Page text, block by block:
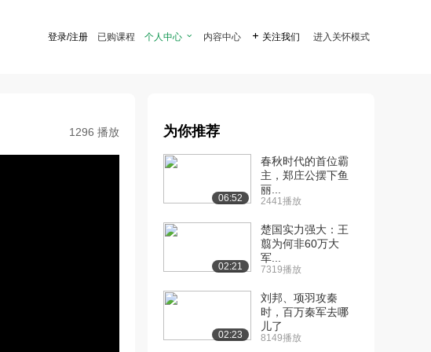
登录/注册 已购课程 个人中心  内容中心  关注我们 进入关怀模式
1296 播放 为你推荐
06:52
春秋时代的首位霸
主，郑庄公摆下鱼
丽...
2441播放
02:21
楚国实力强大：王
翦为何非60万大
军...
7319播放
02:23
刘邦、项羽攻秦
时，百万秦军去哪
儿了
8149播放